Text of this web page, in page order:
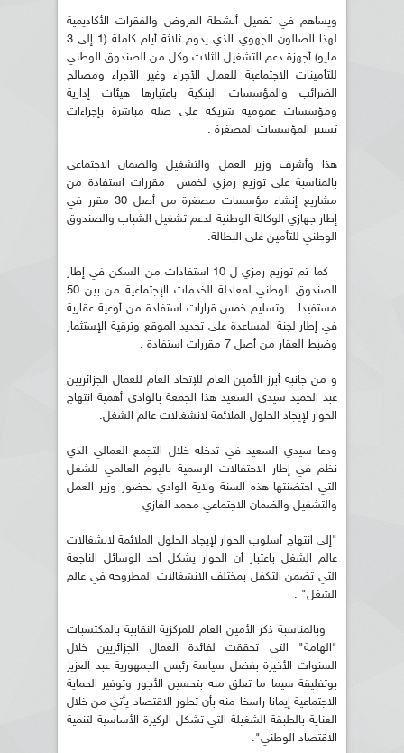
ويساهم في تفعيل أنشطة العروض والفقرات الأكاديمية
لهذا الصالون الجهوي الذي يدوم ثلاثة أيام كاملة (1 إلى 3
مايو) أجهزة دعم التشغيل الثلاث وكل من الصندوق الوطني
للتأمينات الاجتماعية للعمال الأجراء وغير الأجراء ومصالح
الضرائب والمؤسسات البنكية باعتبارها هيئات إدارية
ومؤسسات عمومية شريكة على صلة مباشرة بإجراءات
تسيير المؤسسات المصغرة .
هذا وأشرف وزير العمل والتشغيل والضمان الاجتماعي
بالمناسبة على توزيع رمزي لخمس مقررات استفادة من
مشاريع إنشاء مؤسسات مصغرة من أصل 30 مقرر في
إطار جهازي الوكالة الوطنية لدعم تشغيل الشباب والصندوق
الوطني للتأمين على البطالة.
كما تم توزيع رمزي ل 10 استفادات من السكن في إطار
الصندوق الوطني لمعادلة الخدمات الإجتماعية من بين 50
مستفيدا وتسليم خمس قرارات استفادة من أوعية عقارية
في إطار لجنة المساعدة على تحديد الموقع وترقية الإستثمار
وضبط العقار من أصل 7 مقررات استفادة .
و من جانبه أبرز الأمين العام للإتحاد العام للعمال الجزائريين
عبد الحميد سيدي السعيد هذا الجمعة بالوادي أهمية انتهاج
الحوار لإيجاد الحلول الملائمة لانشغالات عالم الشغل.
ودعا سيدي السعيد في تدخله خلال التجمع العمالي الذي
نظم في إطار الاحتفالات الرسمية باليوم العالمي للشغل
التي احتضنتها هذه السنة ولاية الوادي بحضور وزير العمل
والتشغيل والضمان الاجتماعي محمد الغازي
"إلى انتهاج أسلوب الحوار لإيجاد الحلول الملائمة لانشغالات
عالم الشغل باعتبار أن الحوار يشكل أحد الوسائل الناجعة
التي تضمن التكفل بمختلف الانشغالات المطروحة في عالم
الشغل" .
وبالمناسبة ذكر الأمين العام للمركزية النقابية بالمكتسبات
"الهامة" التي تحققت لفائدة العمال الجزائريين خلال
السنوات الأخيرة بفضل سياسة رئيس الجمهورية عبد العزيز
بوتفليقة سيما ما تعلق منه بتحسين الأجور وتوفير الحماية
الاجتماعية إيمانا راسخا منه بأن تطور الاقتصاد يأتي من خلال
العناية بالطبقة الشغيلة التي تشكل الركيزة الأساسية لتنمية
الاقتصاد الوطني".